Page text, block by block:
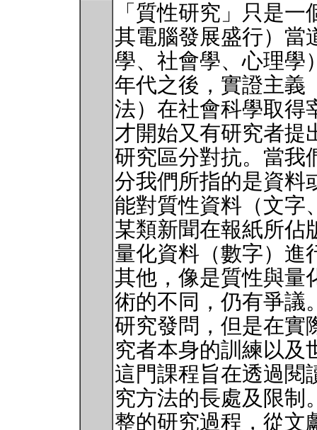
「質性研究」只是
其電腦發展盛行）當
學、社會學、心理學
年代之後，實證主義
法）在社會科學取得
才開始又有研究者提
研究區分對抗。當我
分我們所指的是資料
能對質性資料（文字
某類新聞在報紙所佔
量化資料（數字）進
其他，像是質性與量
術的不同，仍有爭議
研究發問，但是在實
究者本身的訓練以及
這門課程旨在透過閱
究方法的長處及限制
整的研究過程，從文